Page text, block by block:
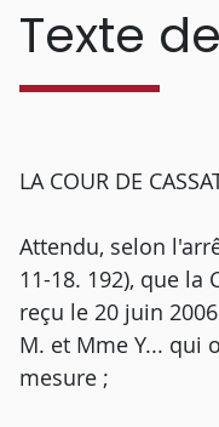
Texte
LA COUR DE
Attendu, selon
11-18. 192), que la
reçu le 20 juin
M. et Mme Y... qui
mesure ;